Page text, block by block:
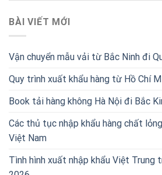
BÀI VIẾT MỚI
Vận chuyển mẫu vải từ Bắc Ninh đi
Quy trình xuất khẩu hàng từ Hồ Chí
Book tải hàng không Hà Nội đi Bắc
Các thủ tục nhập khẩu hàng chất
Việt Nam
Tình hình xuất nhập khẩu Việt Trung